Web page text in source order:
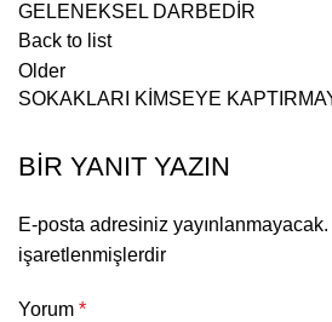
GELENEKSEL DARBEDİR
Back to list
Older
SOKAKLARI KİMSEYE
BIR YANIT YAZIN
E-posta adresiniz yayınlanmayacak.
işaretlenmişlerdir
Yorum *